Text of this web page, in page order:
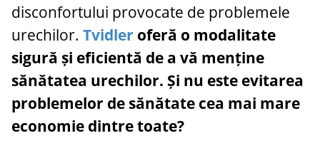
disconfortului provocate de problemele
urechilor. Tvidler oferă o modalitate
sigură și eficientă de a vă menține
sănătatea urechilor. Și nu este evitarea
problemelor de sănătate cea mai mare
economie dintre toate?